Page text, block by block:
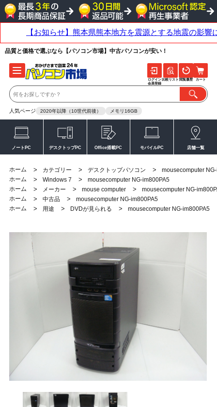
品質と価格で選ぶなら【パソコン市場】中古パソコンが安い！
人気ページ 2020年以降（10世代前後） メモリ16GB
ログイン
会員登録
比較リスト 閲覧履歴 カート
ノートPC デスクトップPC Office搭載PC モバイルPC 店舗一覧
ホーム > カテゴリー > デスクトップパソコン >
mousecomputer
ホーム
> Windows 7 >
mousecomputer NG-im800PA5
ホーム
> メーカー > mouse computer >
mousecomputer NG-
ホーム
> 中古品 >
mousecomputer NG-im800PA5
ホーム
> 用途 > DVDが見られる > mousecomputer NG-im800PA5